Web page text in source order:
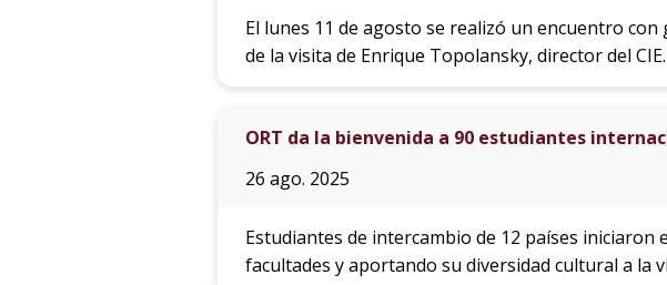
El lunes 11 de agosto se realizó un encuentro
de la visita de Enrique Topolansky, director del CIE.
ORT da la bienvenida a 90 estudiantes
26 ago. 2025
Estudiantes de intercambio de 12 países
facultades y aportando su diversidad cultural a la